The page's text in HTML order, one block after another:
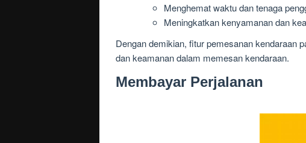
Menghemat waktu dan tenaga
Meningkatkan kenyamanan dan
Dengan demikian, fitur pemesanan kendaraan
dan keamanan dalam memesan kendaraan.
Membayar Perjalanan